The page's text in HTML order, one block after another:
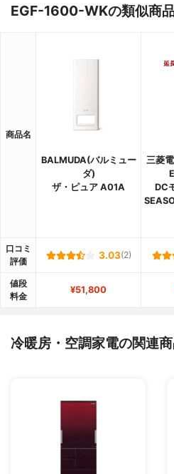
EGF-1600-WKの類似商
商品名
BALMUDA(バルミュー
ダ)
ザ・ピュア A01A
三菱
DC
口コミ
評価
3.03(2)
値段
料金
¥51,800
冷暖房・空調家電の関連